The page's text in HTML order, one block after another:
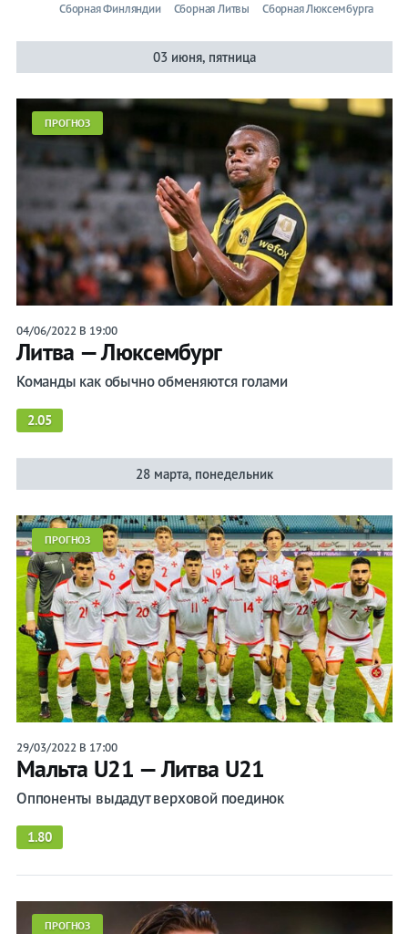
Сборная Финляндии
Сборная Литвы Сборная Люксембурга
03 июня, пятница
ПРОГНОЗ
04/06/2022 В 19:00
Литва — Люксембург
Команды как обычно обменяются голами
2.05
28 марта, понедельник
ПРОГНОЗ
29/03/2022 В 17:00
Мальта U21 — Литва U21
Оппоненты выдадут верховой поединок
1.80
ПРОГНОЗ